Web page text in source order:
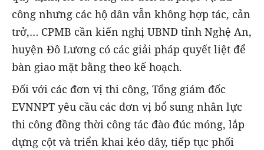
công nhưng các hộ dân vẫn không hợp tác, cản
trở,… CPMB cần kiến nghị UBND tỉnh Nghệ An,
huyện Đô Lương có các giải pháp quyết liệt để
bàn giao mặt bằng theo kế hoạch.
Đối với các đơn vị thi công, Tổng giám đốc
EVNNPT yêu cầu các đơn vị bổ sung nhân lực
thi công đồng thời công tác đào đúc móng, lắp
dựng cột và triển khai kéo dây, tiếp tục phối